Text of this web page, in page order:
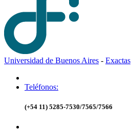
Universidad de Buenos Aires - Exactas
Teléfonos:
(+54 11) 5285-7530/7565/7566